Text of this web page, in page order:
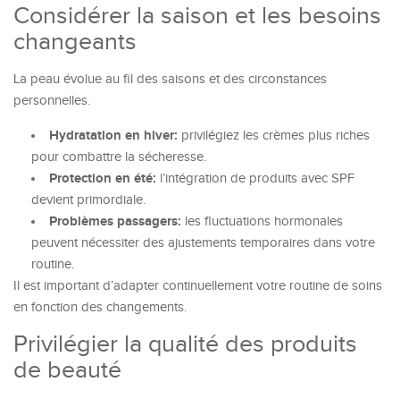
Considérer la saison et les besoins
changeants
La peau évolue au fil des saisons et des circonstances
personnelles.
Hydratation en hiver: privilégiez les crèmes plus riches
pour combattre la sécheresse.
Protection en été: l’intégration de produits avec SPF
devient primordiale.
Problèmes passagers: les fluctuations hormonales
peuvent nécessiter des ajustements temporaires dans votre
routine.
Il est important d’adapter continuellement votre routine de soins
en fonction des changements.
Privilégier la qualité des produits
de beauté